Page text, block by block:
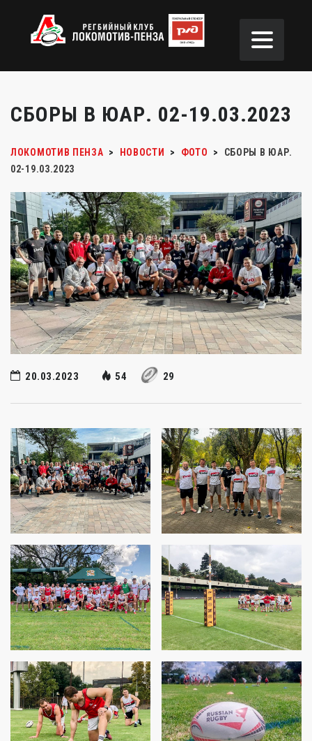
СБОРЫ В ЮАР. 02-19.03.2023
ЛОКОМОТИВ ПЕНЗА > НОВОСТИ > ФОТО >
СБОРЫ В ЮАР.
02-19.03.2023
20.03.2023 54 29